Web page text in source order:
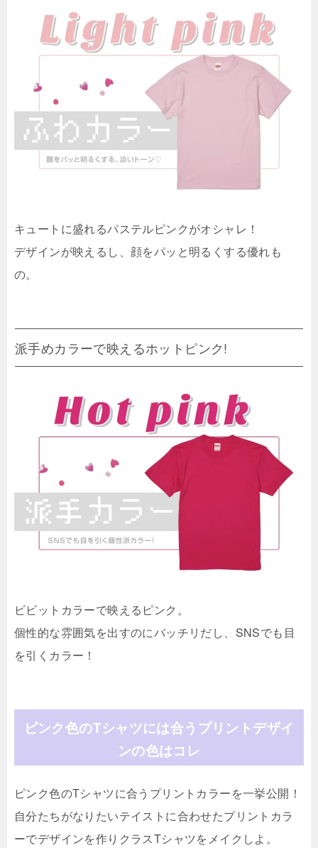
キュートに盛れるパステルピンクがオシャレ！
デザインが映えるし、顔をパッと明るくする優れも
の。
派手めカラーで映えるホットピンク!
ビビットカラーで映えるピンク。
個性的な雰囲気を出すのにバッチリだし、SNSでも目
を引くカラー！
ピンク色のTシャツには合うプリントデザイ
ンの色はコレ
ピンク色のTシャツに合うプリントカラーを一挙公開！
自分たちがなりたいテイストに合わせたプリントカラ
ーでデザインを作りクラスTシャツをメイクしよ。